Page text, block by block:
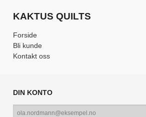
KAKTUS QUILTS
Forside
Bli kunde
Kontakt oss
DIN KONTO